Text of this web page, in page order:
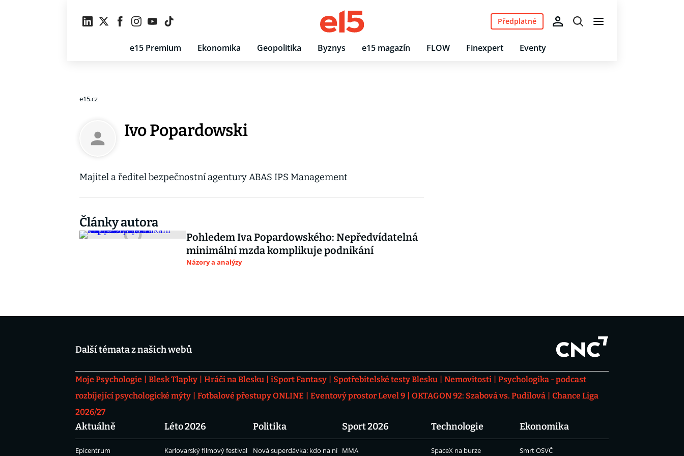
e15 Premium Ekonomika Geopolitika Byznys e15 magazín FLOW Finexpert Eventy
Předplatné
e15.cz
Ivo Popardowski
Majitel a ředitel bezpečnostní agentury ABAS IPS Management
Články autora
Pohledem Iva Popardowského: Nepředvídatelná
minimální mzda komplikuje podnikání
Názory a analýzy
Další témata z našich webů
Moje Psychologie Blesk Tlapky Hráči na Blesku iSport Fantasy Spotřebitelské testy Blesku Nemovitosti
Psychologika - podcast
rozbíjející psychologické mýty
Fotbalové přestupy ONLINE Eventový prostor Level 9 OKTAGON 92: Szabová vs. Pudilová
Chance Liga
2026/27
Aktuálně
Epicentrum
Léto 2026
Karlovarský filmový festival
Politika
Nová superdávka: kdo na ní
Sport 2026
MMA
Technologie
SpaceX na burze
Ekonomika
Smrt OSVČ